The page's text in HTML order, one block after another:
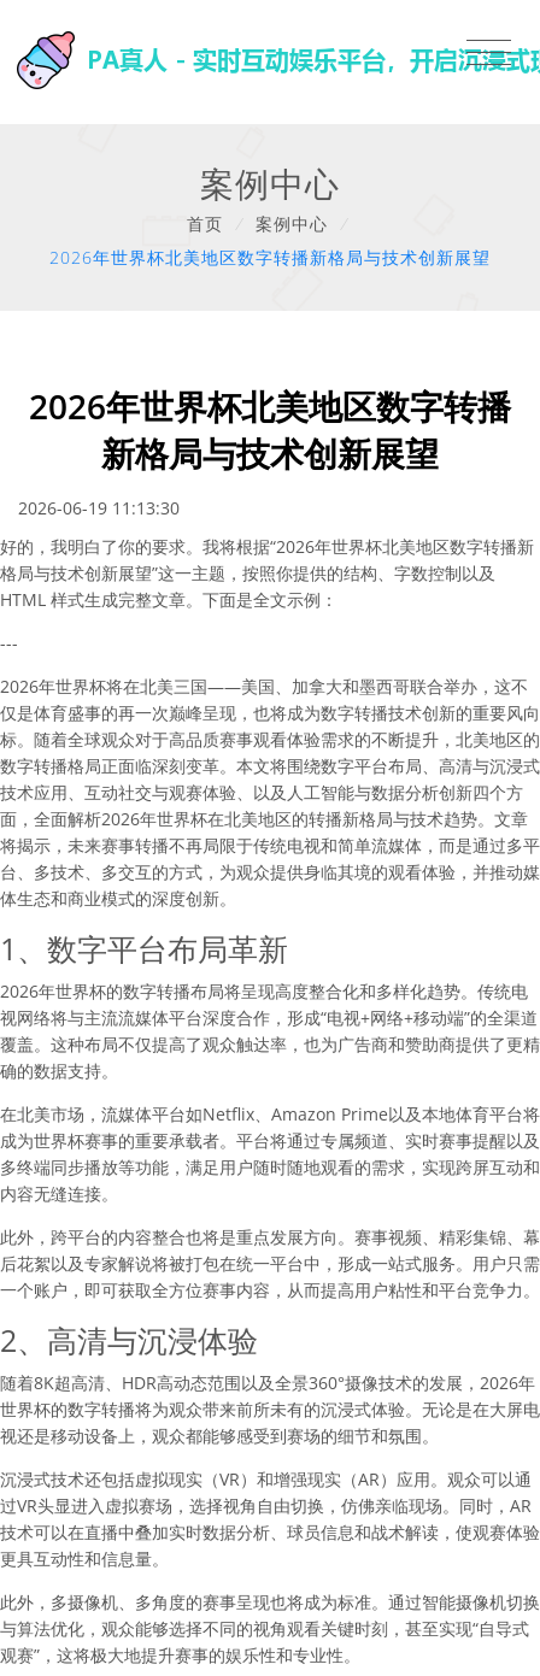
案例中心
首页 案例中心
2026年世界杯北美地区数字转播新格局与技术创新展望
2026年世界杯北美地区数字转播
新格局与技术创新展望
2026-06-19 11:13:30
好的，我明白了你的要求。我将根据“2026年世界杯北美地区数字转播新
格局与技术创新展望”这一主题，按照你提供的结构、字数控制以及
HTML 样式生成完整文章。下面是全文示例：
---
2026年世界杯将在北美三国——美国、加拿大和墨西哥联合举办，这不
仅是体育盛事的再一次巅峰呈现，也将成为数字转播技术创新的重要风向
标。随着全球观众对于高品质赛事观看体验需求的不断提升，北美地区的
数字转播格局正面临深刻变革。本文将围绕数字平台布局、高清与沉浸式
技术应用、互动社交与观赛体验、以及人工智能与数据分析创新四个方
面，全面解析2026年世界杯在北美地区的转播新格局与技术趋势。文章
将揭示，未来赛事转播不再局限于传统电视和简单流媒体，而是通过多平
台、多技术、多交互的方式，为观众提供身临其境的观看体验，并推动媒
体生态和商业模式的深度创新。
1、数字平台布局革新
2026年世界杯的数字转播布局将呈现高度整合化和多样化趋势。传统电
视网络将与主流流媒体平台深度合作，形成“电视+网络+移动端”的全渠道
覆盖。这种布局不仅提高了观众触达率，也为广告商和赞助商提供了更精
确的数据支持。
在北美市场，流媒体平台如Netflix、Amazon Prime以及本地体育平台将
成为世界杯赛事的重要承载者。平台将通过专属频道、实时赛事提醒以及
多终端同步播放等功能，满足用户随时随地观看的需求，实现跨屏互动和
内容无缝连接。
此外，跨平台的内容整合也将是重点发展方向。赛事视频、精彩集锦、幕
后花絮以及专家解说将被打包在统一平台中，形成一站式服务。用户只需
一个账户，即可获取全方位赛事内容，从而提高用户粘性和平台竞争力。
2、高清与沉浸体验
随着8K超高清、HDR高动态范围以及全景360°摄像技术的发展，2026年
世界杯的数字转播将为观众带来前所未有的沉浸式体验。无论是在大屏电
视还是移动设备上，观众都能够感受到赛场的细节和氛围。
沉浸式技术还包括虚拟现实（VR）和增强现实（AR）应用。观众可以通
过VR头显进入虚拟赛场，选择视角自由切换，仿佛亲临现场。同时，AR
技术可以在直播中叠加实时数据分析、球员信息和战术解读，使观赛体验
更具互动性和信息量。
此外，多摄像机、多角度的赛事呈现也将成为标准。通过智能摄像机切换
与算法优化，观众能够选择不同的视角观看关键时刻，甚至实现“自导式
观赛”，这将极大地提升赛事的娱乐性和专业性。